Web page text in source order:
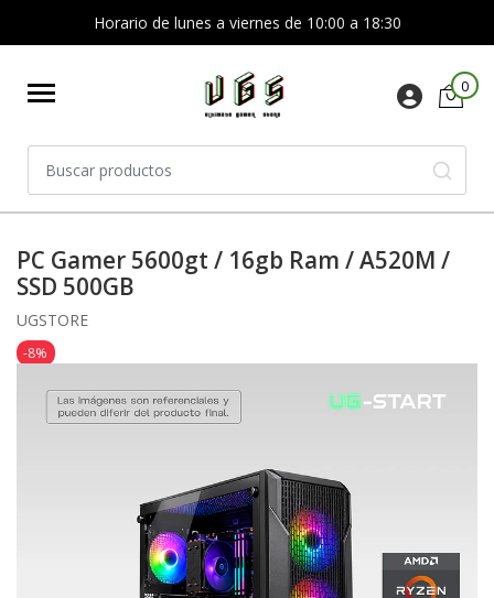
Horario de lunes a viernes de 10:00 a 18:30
0
PC Gamer 5600gt / 16gb Ram / A520M /
SSD 500GB
UGSTORE
-8%